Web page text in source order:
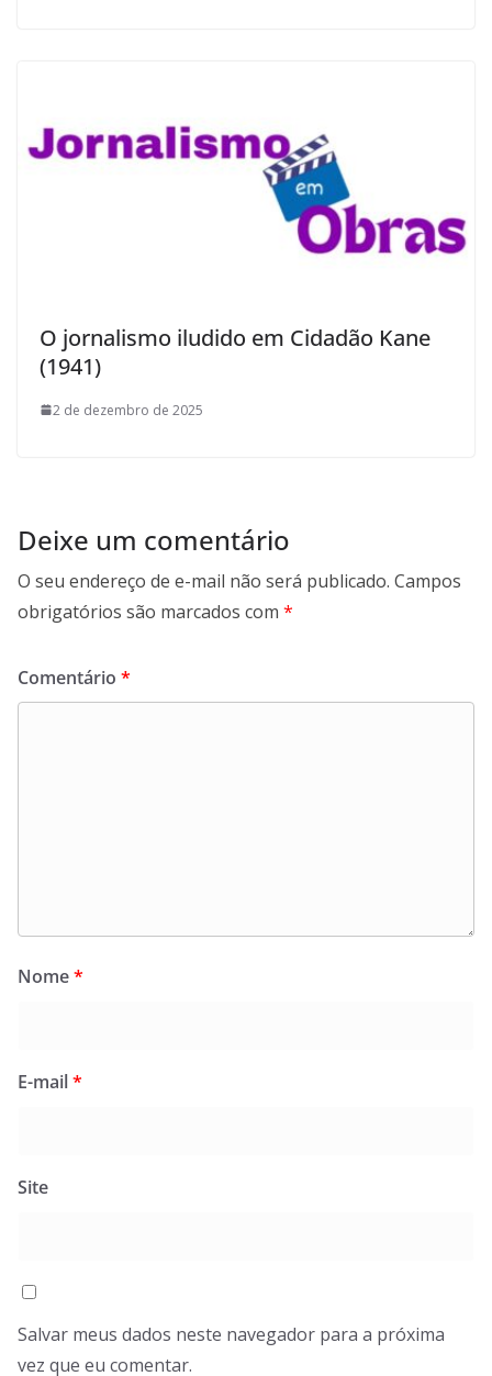
O jornalismo iludido em Cidadão Kane
(1941)
2 de dezembro de 2025
Deixe um comentário
O seu endereço de e-mail não será publicado. Campos
obrigatórios são marcados com *
Comentário *
Nome*
E-mail*
Site
Salvar meus dados neste navegador para a próxima
vez que eu comentar.